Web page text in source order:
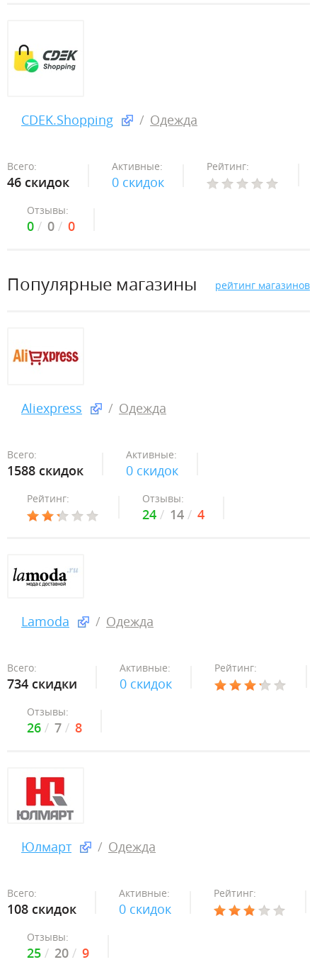
CDEK.Shopping Одежда
Всего:
46 скидок
Активные:
0 скидок
Рейтинг:
Отзывы:
0 0 0
Популярные магазины рейтинг магазинов
Aliexpress Одежда
Всего:
1588 скидок
Активные:
0 скидок
Рейтинг: Отзывы:
24 14 4
Lamoda Одежда
Всего:
734 скидки
Активные:
0 скидок
Рейтинг:
Отзывы:
26 7 8
Юлмарт Одежда
Всего:
108 скидок
Активные:
0 скидок
Рейтинг:
Отзывы:
25 20 9